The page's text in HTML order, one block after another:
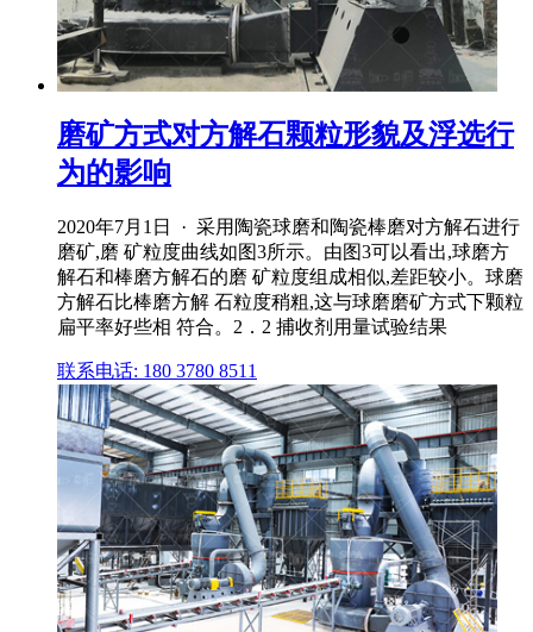
磨矿方式对方解石颗粒形貌及浮选行
为的影响
2020年7月1日 · 采用陶瓷球磨和陶瓷棒磨对方解石进行
磨矿,磨 矿粒度曲线如图3所示。由图3可以看出,球磨方
解石和棒磨方解石的磨 矿粒度组成相似,差距较小。球磨
方解石比棒磨方解 石粒度稍粗,这与球磨磨矿方式下颗粒
扁平率好些相 符合。2．2 捕收剂用量试验结果
联系电话: 180 3780 8511